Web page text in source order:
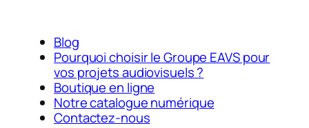
Blog
Pourquoi choisir le Groupe EAVS pour
vos projets audiovisuels ?
Boutique en ligne
Notre catalogue numérique
Contactez-nous